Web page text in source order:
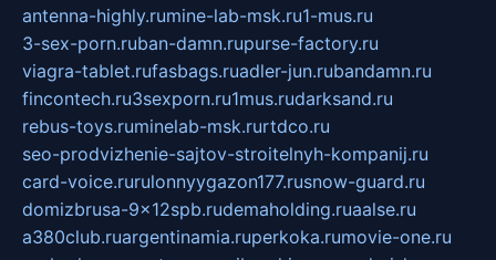
antenna-highly.rumine-lab-msk.ru1-mus.ru
3-sex-porn.ruban-damn.rupurse-factory.ru
viagra-tablet.rufasbags.ruadler-jun.rubandamn.ru
fincontech.ru3sexporn.ru1mus.rudarksand.ru
rebus-toys.ruminelab-msk.rurtdco.ru
seo-prodvizhenie-sajtov-stroitelnyh-kompanij.ru
card-voice.rurulonnyygazon177.rusnow-guard.ru
domizbrusa-9x12spb.rudemaholding.ruaalse.ru
a380club.ruargentinamia.ruperkoka.rumovie-one.ru